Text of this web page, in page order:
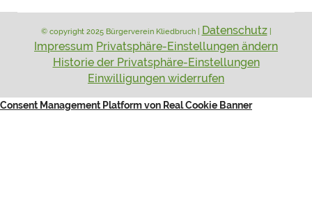
© copyright 2025 Bürgerverein Kliedbruch | Datenschutz
Impressum Privatsphäre-Einstellungen ändern
Historie der Privatsphäre-Einstellungen
Einwilligungen widerrufen
Consent Management Platform von Real Cookie Banner